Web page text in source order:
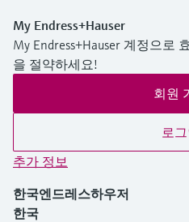
My Endress+Hauser
My Endress+Hauser 계정으로
을 절약하세요!
회원
로
추가 정보
한국엔드레스하우저
한국